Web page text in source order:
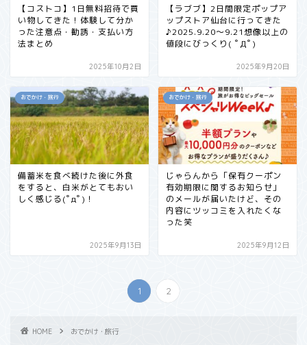
【コストコ】1日無料招待で買
い物してきた！体験して分か
った注意点・勧誘・支払い方
法まとめ
2025年10月2日
【ラブブ】2日間限定ポップア
ップストア仙台に行ってきた
♪2025.9.20～9.21想像以上の
値段にびっくり( ﾟДﾟ)
2025年9月20日
おでかけ・旅行
備蓄米を食べ続けた後に外食
をすると、白米がとてもおい
しく感じる(ﾟдﾟ)！
2025年9月13日
おでかけ・旅行
じゃらんから「保有クーポン
有効期限に関するお知らせ」
のメールが届いたけど、その
内容にツッコミを入れたくな
った笑
2025年9月12日
1 2
HOME おでかけ・旅行